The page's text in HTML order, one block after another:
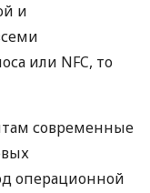
и
или NFC, то
современные
операционной